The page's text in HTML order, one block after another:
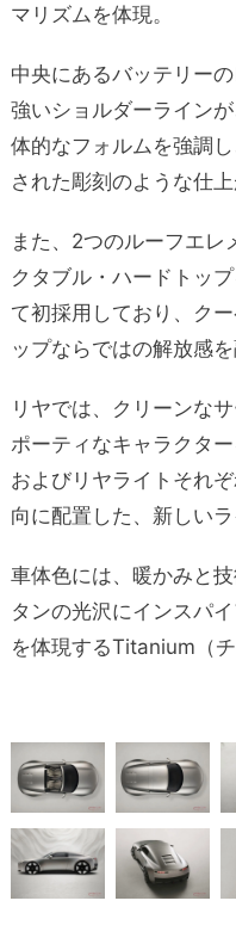
マリズムを体現。
中央にあるバッテリー
強いショルダーライン
体的なフォルムを強調
された彫刻のような仕
また、2つのルーフエレ
クタブル・ハードトッ
て初採用しており、ク
ップならではの解放感を
リヤでは、クリーンな
ポーティなキャラクタ
およびリヤライトそれ
向に配置した、新しい
車体色には、暖かみと
タンの光沢にインスパ
を体現するTitanium（